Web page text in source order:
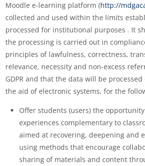
Moodle e-learning platform (http://
collected and used within the limits
processed for institutional purposes . It
the processing is carried out in
principles of lawfulness, correctness,
relevance, necessity and non-excess
GDPR and that the data will be
the aid of electronic systems, for the
Offer students (users) the
experiences complementary to
aimed at recovering, deepening and
using methods that encourage
sharing of materials and content